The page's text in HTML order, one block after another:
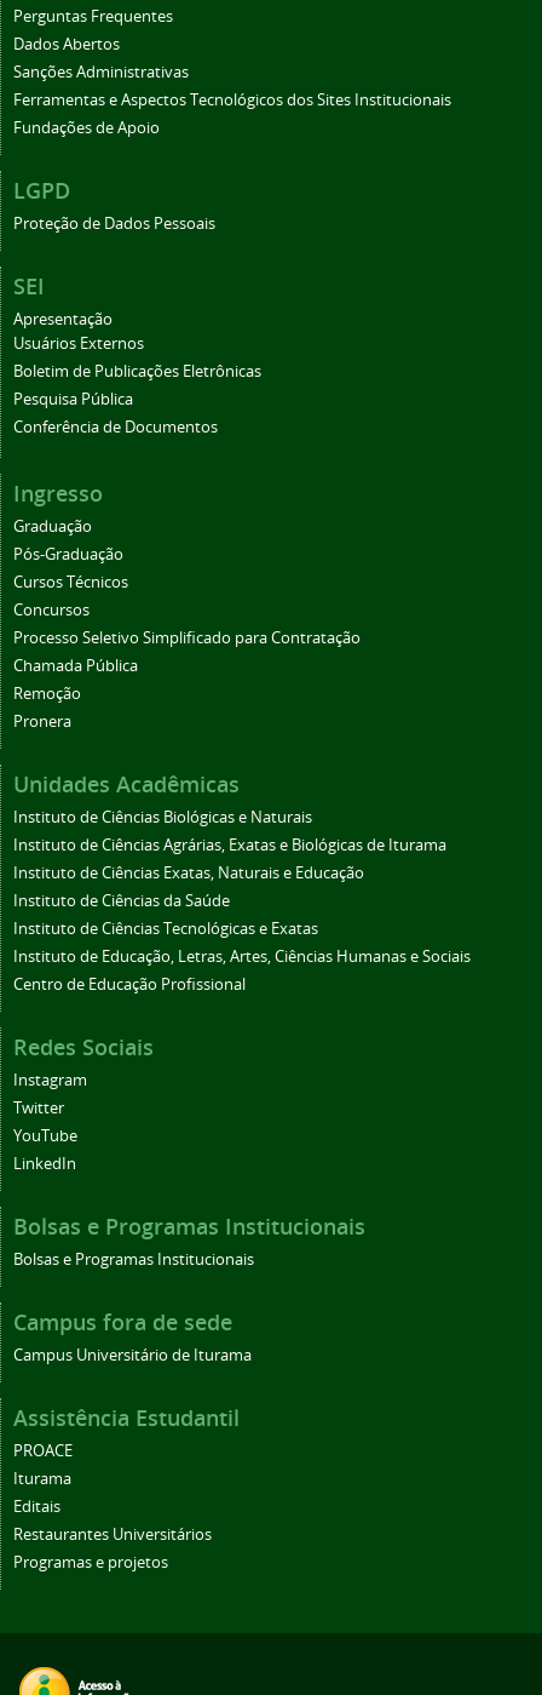
Perguntas Frequentes
Dados Abertos
Sanções Administrativas
Ferramentas e Aspectos Tecnológicos dos Sites Institucionais
Fundações de Apoio
LGPD
Proteção de Dados Pessoais
SEI
Apresentação
Usuários Externos
Boletim de Publicações Eletrônicas
Pesquisa Pública
Conferência de Documentos
Ingresso
Graduação
Pós-Graduação
Cursos Técnicos
Concursos
Processo Seletivo Simplificado para Contratação
Chamada Pública
Remoção
Pronera
Unidades Acadêmicas
Instituto de Ciências Biológicas e Naturais
Instituto de Ciências Agrárias, Exatas e Biológicas de Iturama
Instituto de Ciências Exatas, Naturais e Educação
Instituto de Ciências da Saúde
Instituto de Ciências Tecnológicas e Exatas
Instituto de Educação, Letras, Artes, Ciências Humanas e Sociais
Centro de Educação Profissional
Redes Sociais
Instagram
Twitter
YouTube
LinkedIn
Bolsas e Programas Institucionais
Bolsas e Programas Institucionais
Campus fora de sede
Campus Universitário de Iturama
Assistência Estudantil
PROACE
Iturama
Editais
Restaurantes Universitários
Programas e projetos